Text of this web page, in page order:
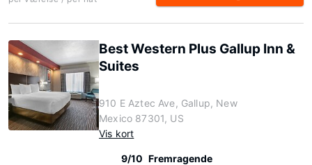
Best Western Plus Gallup Inn &
Suites
910 E Aztec Ave, Gallup, New
Mexico 87301, US
Vis kort
9/10 Fremragende